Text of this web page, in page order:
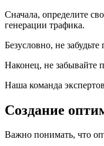
Сначала, определите
генерации трафика.
Безусловно, не
Наконец, не забывайте
Наша команда
Создание
Важно понимать, что